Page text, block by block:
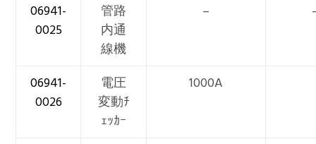
06941-
0025
管路
内通
線機
–
06941-
0026
電圧
変動ﾁ
ｪｯｶｰ
1000A